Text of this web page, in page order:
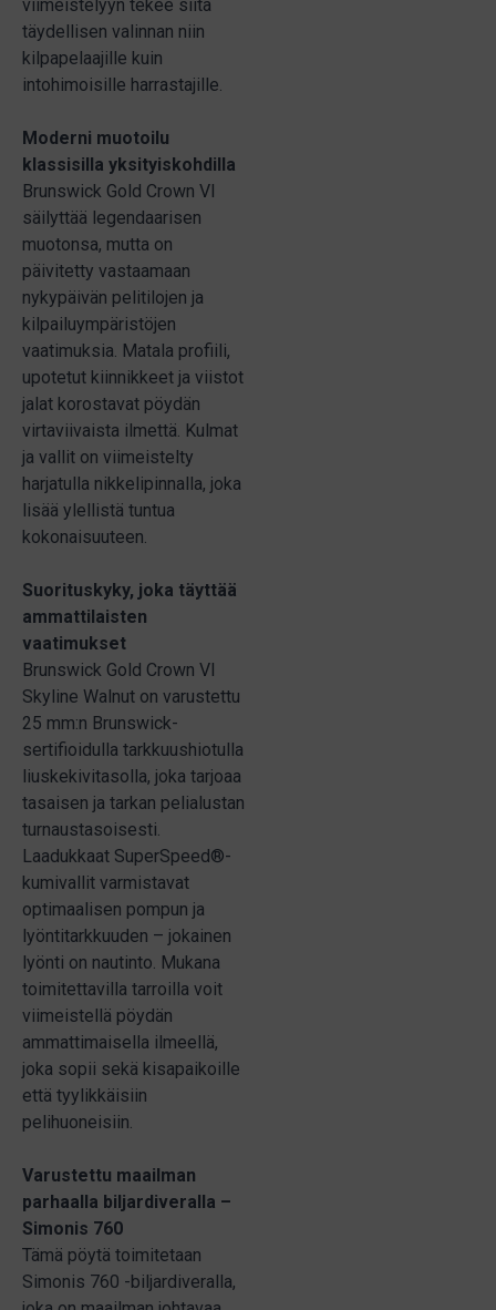
viimeistelyyn tekee siitä
täydellisen valinnan niin
kilpapelaajille kuin
intohimoisille harrastajille.
Moderni muotoilu
klassisilla yksityiskohdilla
Brunswick Gold Crown VI
säilyttää legendaarisen
muotonsa, mutta on
päivitetty vastaamaan
nykypäivän pelitilojen ja
kilpailuympäristöjen
vaatimuksia. Matala profiili,
upotetut kiinnikkeet ja viistot
jalat korostavat pöydän
virtaviivaista ilmettä. Kulmat
ja vallit on viimeistelty
harjatulla nikkelipinnalla, joka
lisää ylellistä tuntua
kokonaisuuteen.
Suorituskyky, joka täyttää
ammattilaisten
vaatimukset
Brunswick Gold Crown VI
Skyline Walnut on varustettu
25 mm:n Brunswick-
sertifioidulla tarkkuushiotulla
liuskekivitasolla, joka tarjoaa
tasaisen ja tarkan pelialustan
turnaustasoisesti.
Laadukkaat SuperSpeed®-
kumivallit varmistavat
optimaalisen pompun ja
lyöntitarkkuuden – jokainen
lyönti on nautinto. Mukana
toimitettavilla tarroilla voit
viimeistellä pöydän
ammattimaisella ilmeellä,
joka sopii sekä kisapaikoille
että tyylikkäisiin
pelihuoneisiin.
Varustettu maailman
parhaalla biljardiveralla –
Simonis 760
Tämä pöytä toimitetaan
Simonis 760 -biljardiveralla,